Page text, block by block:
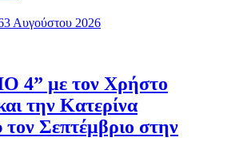
3 Αυγούστου 2026
4” με τον Χρήστο
την Κατερίνα
Σεπτέμβριο στην